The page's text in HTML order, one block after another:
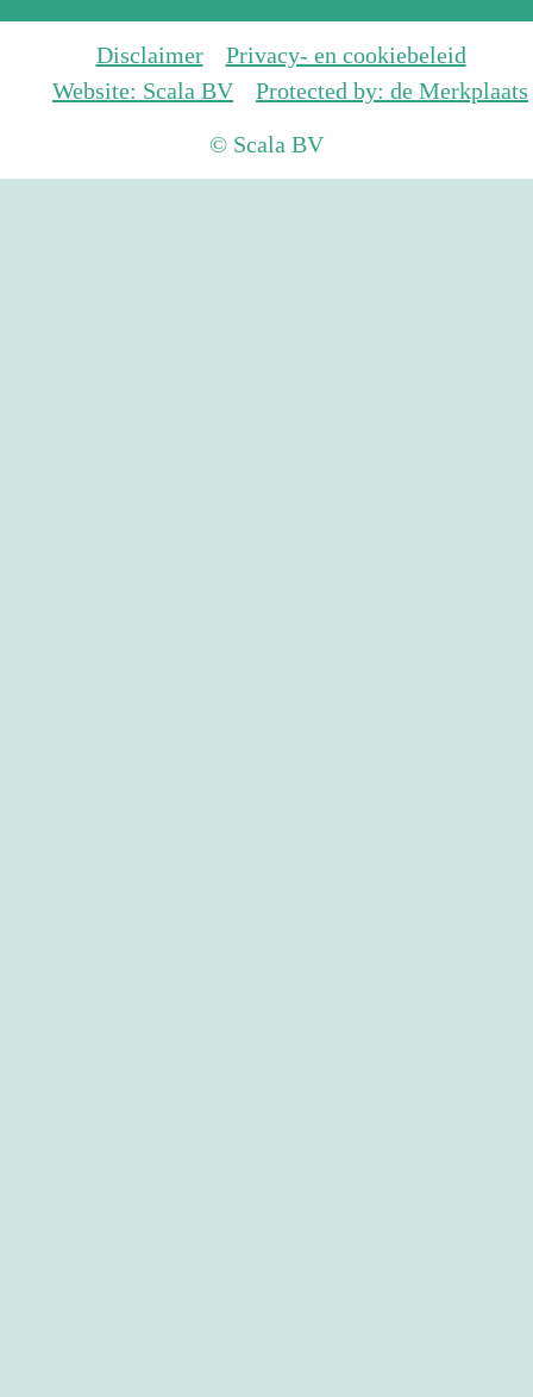
Disclaimer
Privacy- en cookiebeleid
Website: Scala BV
Protected by: de Merkplaats
© Scala BV